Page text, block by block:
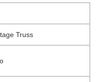
Truss